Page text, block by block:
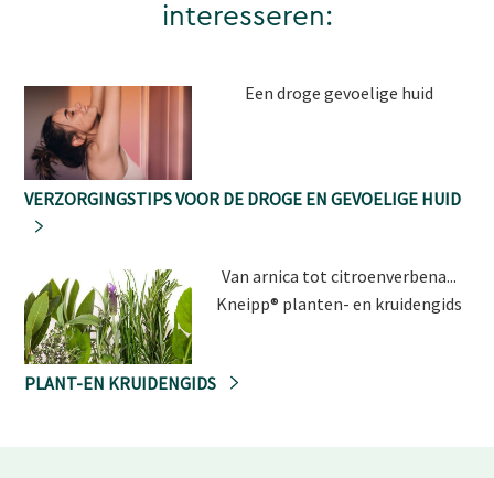
interesseren:
Een droge gevoelige huid
VERZORGINGSTIPS VOOR DE DROGE EN GEVOELIGE HUID
Van arnica tot citroenverbena...
Kneipp® planten- en kruidengids
PLANT-EN KRUIDENGIDS